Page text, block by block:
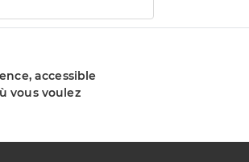
accessible
vous voulez